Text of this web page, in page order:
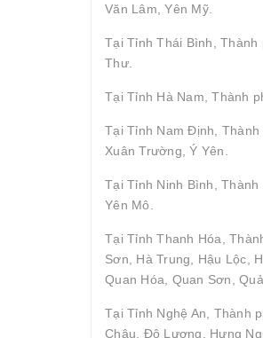
Văn Lâm, Yên Mỹ.
Tại Tỉnh Thái Bình, Thành
Thư.
Tại Tỉnh Hà Nam, Thành
Tại Tỉnh Nam Định, Thành
Xuân Trường, Ý Yên.
Tại Tỉnh Ninh Bình, Thành
Yên Mô.
Tại Tỉnh Thanh Hóa,
Sơn, Hà Trung, Hậu Lộc,
Quan Hóa, Quan Sơn,
Tại Tỉnh Nghệ An, Thành
Châu, Đô Lương, Hưng